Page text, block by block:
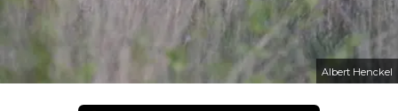
Albert Henckel